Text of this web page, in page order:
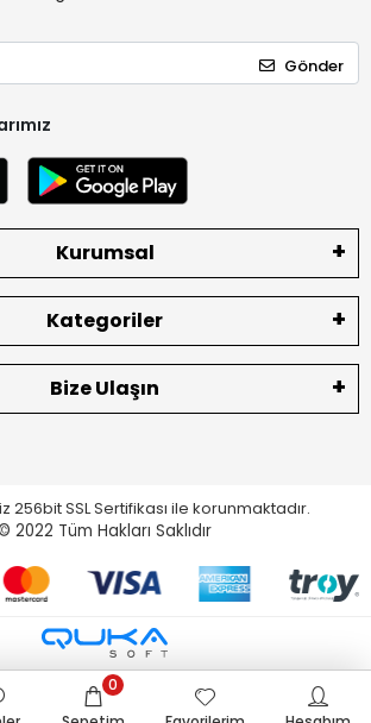
Gönder
Kurumsal
Kategoriler
Bize Ulaşın
256bit SSL Sertifikası ile korunmaktadır.
2022 Tüm Hakları Saklıdır
0